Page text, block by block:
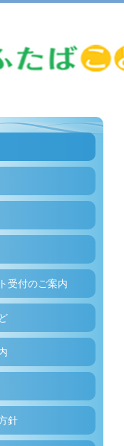
受付のご案内
針